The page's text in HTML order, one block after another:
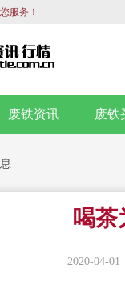
服务！
废铁资讯 废铁
喝茶
2020-04-01